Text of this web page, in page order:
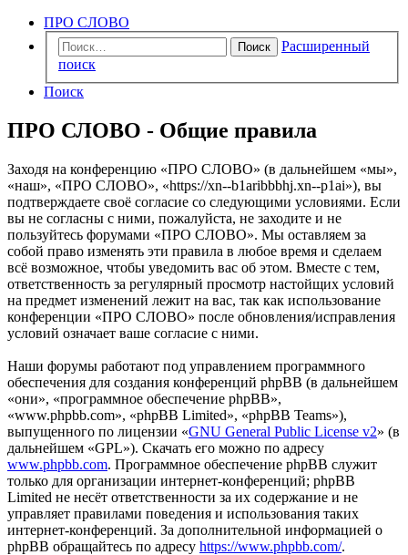
ПРО СЛОВО
Поиск
Расширенный
поиск
Поиск
ПРО СЛОВО - Общие правила
Заходя на конференцию «ПРО СЛОВО» (в дальнейшем «мы»,
«наш», «ПРО СЛОВО», «https://xn--b1aribbbhj.xn--p1ai»), вы
подтверждаете своё согласие со следующими условиями. Если
вы не согласны с ними, пожалуйста, не заходите и не
пользуйтесь форумами «ПРО СЛОВО». Мы оставляем за
собой право изменять эти правила в любое время и сделаем
всё возможное, чтобы уведомить вас об этом. Вместе с тем,
ответственность за регулярный просмотр настойщих условий
на предмет изменений лежит на вас, так как использование
конференции «ПРО СЛОВО» после обновления/исправления
условий означает ваше согласие с ними.
Наши форумы работают под управлением программного
обеспечения для создания конференций phpBB (в дальнейшем
«они», «программное обеспечение phpBB»,
«www.phpbb.com», «phpBB Limited», «phpBB Teams»),
выпущенного по лицензии «GNU General Public License v2» (в
дальнейшем «GPL»). Скачать его можно по адресу
www.phpbb.com. Программное обеспечение phpBB служит
только для организации интернет-конференций; phpBB
Limited не несёт ответственности за их содержание и не
управляет правилами поведения и использования таких
интернет-конференций. За дополнительной информацией о
phpBB обращайтесь по адресу https://www.phpbb.com/.